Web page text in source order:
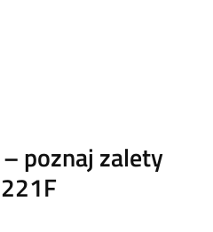
poznaj zalety